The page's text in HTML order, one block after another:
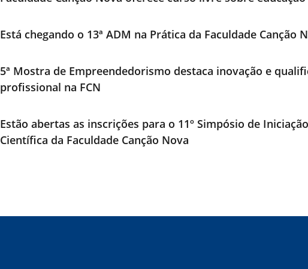
Está chegando o 13ª ADM na Prática da Faculdade Canção
5ª Mostra de Empreendedorismo destaca inovação e
profissional na FCN
Estão abertas as inscrições para o 11º Simpósio de Iniciação
Científica da Faculdade Canção Nova